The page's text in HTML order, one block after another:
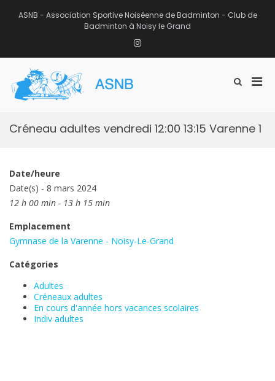
ASNB - Association Sportive Noiséenne de Badminton - Club de
Badminton à Noisy le Grand
Instagram
Afficher
recherche
Créneau adultes vendredi 12:00 13:15 Varenne 1
Date/heure
Date(s) - 8 mars 2024
12 h 00 min - 13 h 15 min
Emplacement
Gymnase de la Varenne - Noisy-Le-Grand
Catégories
Adultes
Créneaux adultes
En cours d'année hors vacances scolaires
Indiv adultes